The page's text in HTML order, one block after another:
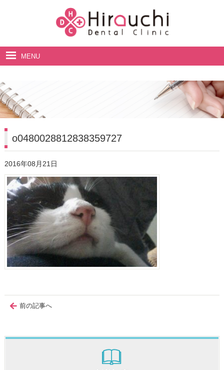
MENU
料金表
o0480028812838359727
2016年08月21日
前の記事へ